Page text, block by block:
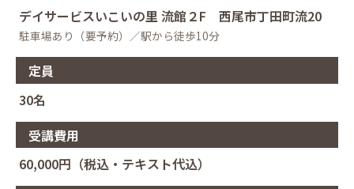
デイサービスいこいの里 流館２F 西尾市丁田町流20
駐車場あり（要予約）／駅から徒歩10分
定員
30名
受講費用
60,000円（税込・テキスト代込）